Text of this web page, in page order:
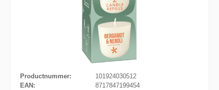
Productnummer:
101924030512
EAN:
8717847199454